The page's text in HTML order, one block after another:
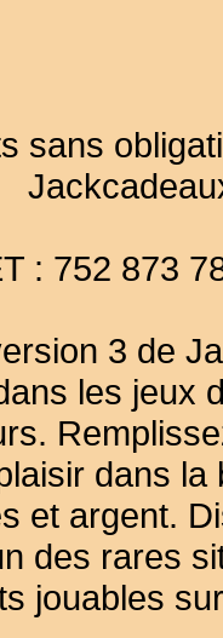
sans
: 752 873
3 de
les jeux
dans
et argent.
des rares
jouables